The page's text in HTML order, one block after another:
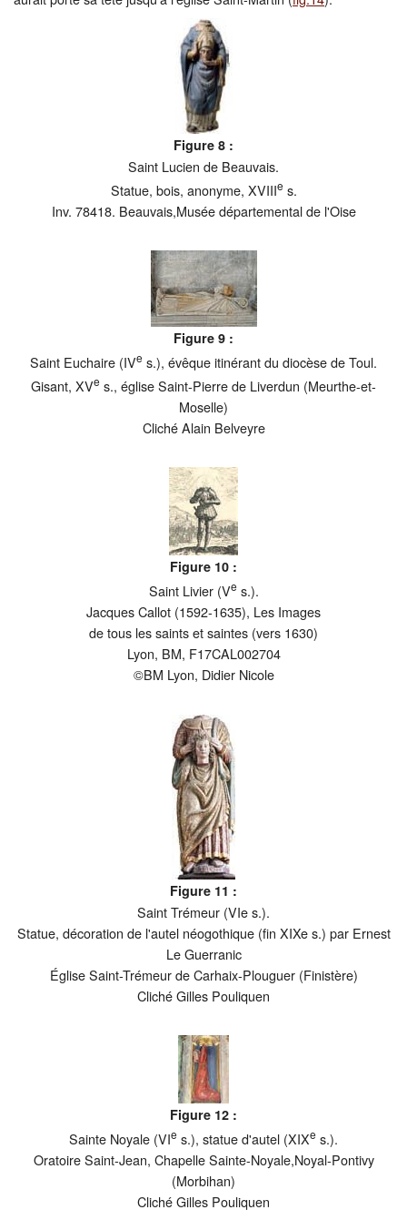
Figure 8 :
Saint Lucien de Beauvais.
Statue, bois, anonyme, XVIIIe s.
Inv. 78418. Beauvais,Musée départemental de l'Oise
Figure 9 :
Saint Euchaire (IVe s.), évêque itinérant du diocèse de Toul.
Gisant, XVe s., église Saint-Pierre de Liverdun (Meurthe-et-
Moselle)
Cliché Alain Belveyre
Figure 10 :
Saint Livier (Ve s.).
Jacques Callot (1592-1635), Les Images
de tous les saints et saintes (vers 1630)
Lyon, BM, F17CAL002704
©BM Lyon, Didier Nicole
Figure 11 :
Saint Trémeur (VIe s.).
Statue, décoration de l'autel néogothique (fin XIXe s.) par Ernest
Le Guerranic
Église Saint-Trémeur de Carhaix-Plouguer (Finistère)
Cliché Gilles Pouliquen
Figure 12 :
Sainte Noyale (VIe s.), statue d'autel (XIXe s.).
Oratoire Saint-Jean, Chapelle Sainte-Noyale,Noyal-Pontivy
(Morbihan)
Cliché Gilles Pouliquen